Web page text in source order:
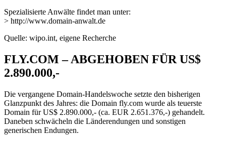
Spezialisierte Anwälte findet man unter:
> http://www.domain-anwalt.de
Quelle: wipo.int, eigene Recherche
FLY.COM – ABGEHOBEN FÜR US$
2.890.000,-
Die vergangene Domain-Handelswoche setzte den bisherigen
Glanzpunkt des Jahres: die Domain fly.com wurde als teuerste
Domain für US$ 2.890.000,- (ca. EUR 2.651.376,-) gehandelt.
Daneben schwächeln die Länderendungen und sonstigen
generischen Endungen.